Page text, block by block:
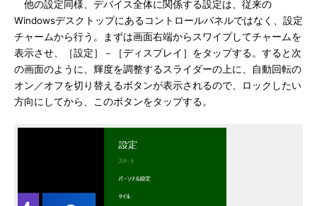
他の設定同様、デバイス全体に関係する設定は、従来の
Windowsデスクトップにあるコントロールパネルではなく、設定
チャームから行う。まずは画面右端からスワイプしてチャームを
表示させ、［設定］－［ディスプレイ］をタップする。すると次
の画面のように、輝度を調整するスライダーの上に、自動回転の
オン／オフを切り替えるボタンが表示されるので、ロックしたい
方向にしてから、このボタンをタップする。